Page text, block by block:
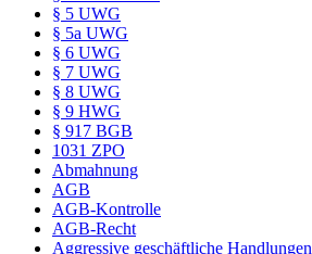
§ 5 UWG
§ 5a UWG
§ 6 UWG
§ 7 UWG
§ 8 UWG
§ 9 HWG
§ 917 BGB
1031 ZPO
Abmahnung
AGB
AGB-Kontrolle
AGB-Recht
Aggressive geschäftliche Handlungen